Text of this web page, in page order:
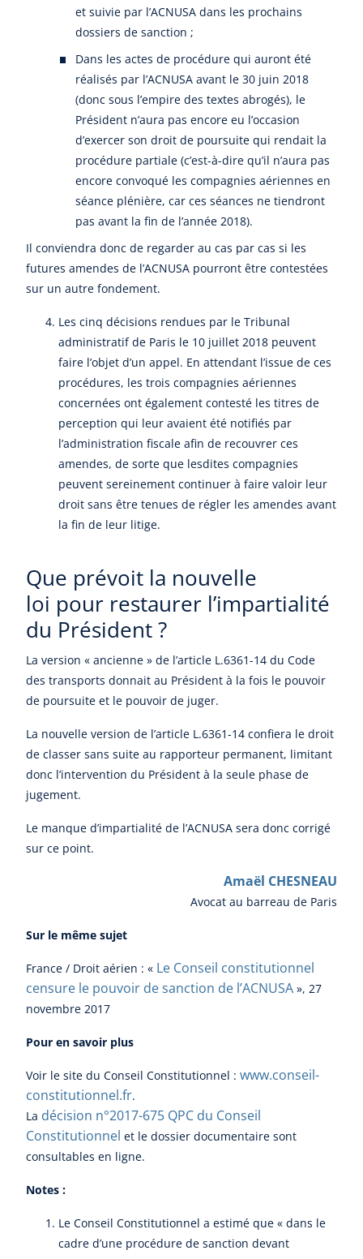
et suivie par l’ACNUSA dans les prochains
dossiers de sanction ;
Dans les actes de procédure qui auront été
réalisés par l’ACNUSA avant le 30 juin 2018
(donc sous l’empire des textes abrogés), le
Président n’aura pas encore eu l’occasion
d’exercer son droit de poursuite qui rendait la
procédure partiale (c’est-à-dire qu’il n’aura pas
encore convoqué les compagnies aériennes en
séance plénière, car ces séances ne tiendront
pas avant la fin de l’année 2018).
Il conviendra donc de regarder au cas par cas si les
futures amendes de l’ACNUSA pourront être contestées
sur un autre fondement.
Les cinq décisions rendues par le Tribunal
administratif de Paris le 10 juillet 2018 peuvent
faire l’objet d’un appel. En attendant l’issue de ces
procédures, les trois compagnies aériennes
concernées ont également contesté les titres de
perception qui leur avaient été notifiés par
l’administration fiscale afin de recouvrer ces
amendes, de sorte que lesdites compagnies
peuvent sereinement continuer à faire valoir leur
droit sans être tenues de régler les amendes avant
la fin de leur litige.
Que prévoit la nouvelle
loi pour restaurer l’impartialité
du Président ?
La version « ancienne » de l’article L.6361-14 du Code
des transports donnait au Président à la fois le pouvoir
de poursuite et le pouvoir de juger.
La nouvelle version de l’article L.6361-14 confiera le droit
de classer sans suite au rapporteur permanent, limitant
donc l’intervention du Président à la seule phase de
jugement.
Le manque d’impartialité de l’ACNUSA sera donc corrigé
sur ce point.
Amaël CHESNEAU
Avocat au barreau de Paris
Sur le même sujet
France / Droit aérien : « Le Conseil constitutionnel
censure le pouvoir de sanction de l’ACNUSA », 27
novembre 2017
Pour en savoir plus
Voir le site du Conseil Constitutionnel : www.conseil-
constitutionnel.fr.
La décision n°2017-675 QPC du Conseil
Constitutionnel et le dossier documentaire sont
consultables en ligne.
Notes :
Le Conseil Constitutionnel a estimé que « dans le
cadre d’une procédure de sanction devant